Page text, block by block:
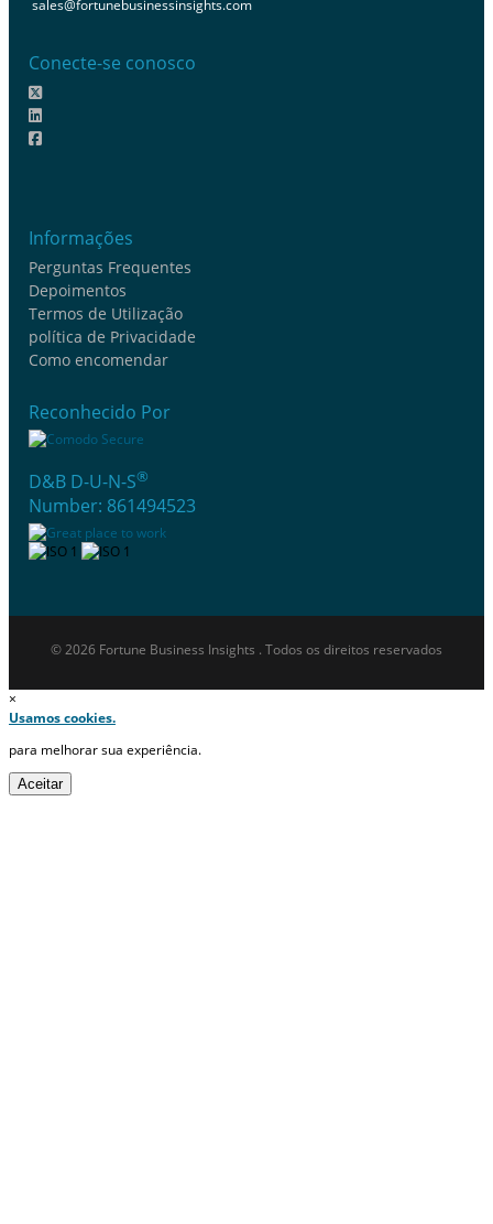
sales@fortunebusinessinsights.com
Conecte-se conosco
Informações
Perguntas Frequentes
Depoimentos
Termos de Utilização
política de Privacidade
Como encomendar
Reconhecido Por
D&B D-U-N-S®
Number: 861494523
© 2026 Fortune Business Insights . Todos os direitos reservados
×
Usamos cookies.
para melhorar sua experiência.
Aceitar